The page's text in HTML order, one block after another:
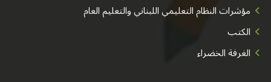
مؤشرات النظام التعليمي اللبناني والتعليم العام
الكتب
الغرفة الخضراء